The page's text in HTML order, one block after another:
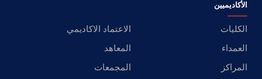
الأكاديميين
الكليات
الاعتماد الاكاديمي
العمداء
المعاهد
المراكز
المجمعات